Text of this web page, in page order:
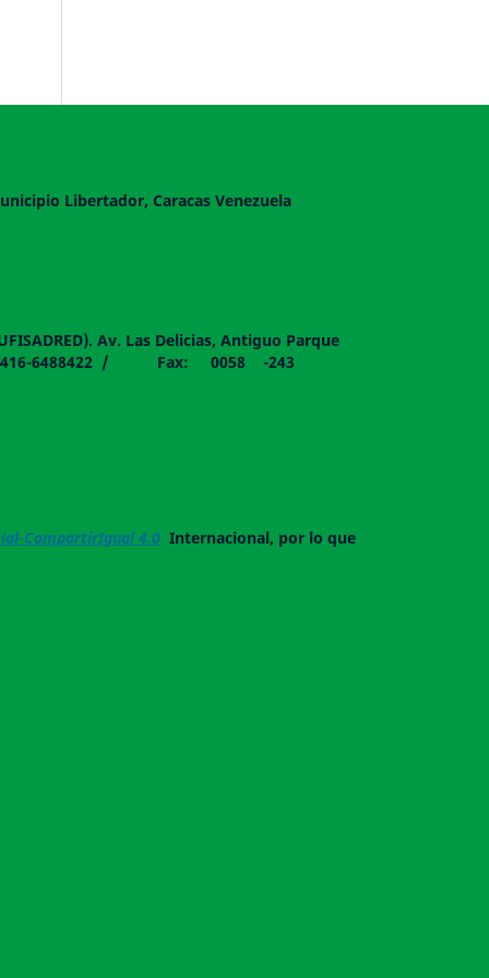
Libertador, Caracas Venezuela
Av. Las Delicias, Antiguo Parque
- 0416-6488422 / Fax: 0058 -243
CompartirIgual 4.0 Internacional, por lo que